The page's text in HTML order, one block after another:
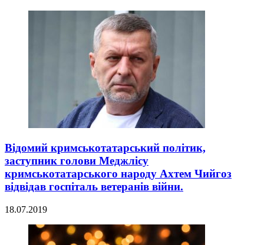
Відомий кримськотатарський політик,
заступник голови Меджлісу
кримськотатарського народу Ахтем Чийгоз
відвідав госпіталь ветеранів війни.
18.07.2019